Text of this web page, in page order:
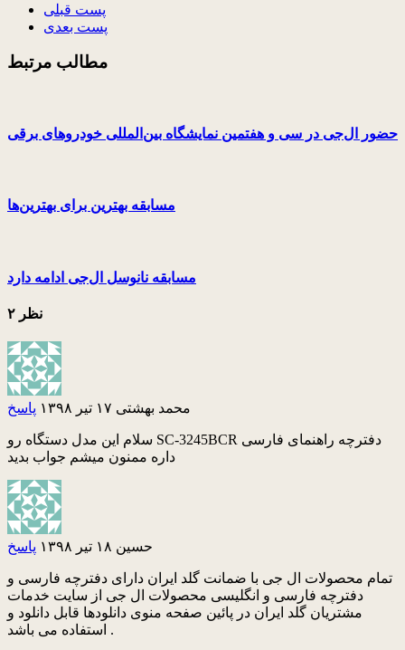
پست قبلی
پست بعدی
مطالب مرتبط
حضور ال‌جی در سی و هفتمین نمایشگاه بین‌المللی خودروهای برقی
مسابقه بهترین برای بهترین‌ها
مسابقه نانوسل ال‌جی ادامه دارد
۲ نظر
محمد بهشتی ۱۷ تیر ۱۳۹۸ پاسخ
سلام این مدل دستگاه رو SC-3245BCR دفترچه راهنمای فارسی
داره ممنون میشم جواب بدید
حسین ۱۸ تیر ۱۳۹۸ پاسخ
تمام محصولات ال جی با ضمانت گلد ایران دارای دفترچه فارسی و
دفترچه فارسی و انگلیسی محصولات ال جی از سایت خدمات
مشتریان گلد ایران در پائین صفحه منوی دانلودها قابل دانلود و
استفاده می باشد .